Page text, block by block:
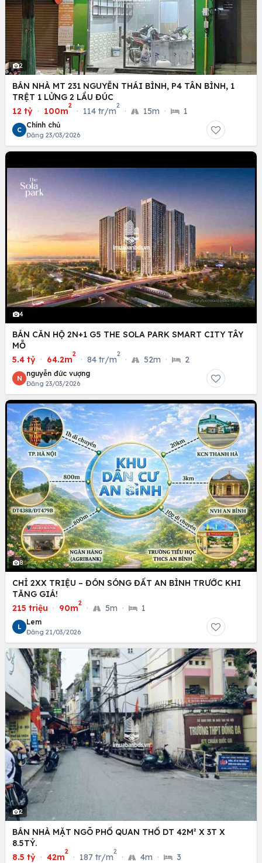
2
BÁN NHÀ MT 231 NGUYỄN THÁI BÌNH, P4 TÂN BÌNH, 1
TRỆT 1 LỬNG 2 LẦU ĐÚC
12 tỷ · 100m
2
· 114 tr/m
2
· 15m · 1
C
Chính chủ
Đăng 23/03/2026
4
BÁN CĂN HỘ 2N+1 G5 THE SOLA PARK SMART CITY TÂY
MỖ
5.4 tỷ · 64.2m
2
· 84 tr/m
2
· 52m · 2
N
nguyễn đức vượng
Đăng 23/03/2026
8
CHỈ 2XX TRIỆU – ĐÓN SÓNG ĐẤT AN BÌNH TRƯỚC KHI
TĂNG GIÁ!
215 triệu · 90m
2
· 5m · 1
L
Lem
Đăng 21/03/2026
2
BÁN NHÀ MẶT NGÕ PHỐ QUAN THỔ DT 42M² X 3T X
8.5TỶ.
8.5 tỷ · 42m
2
· 187 tr/m
2
· 4m · 3